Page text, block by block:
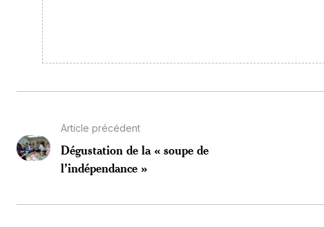
Article précédent
Dégustation de la « soupe de
l’indépendance »